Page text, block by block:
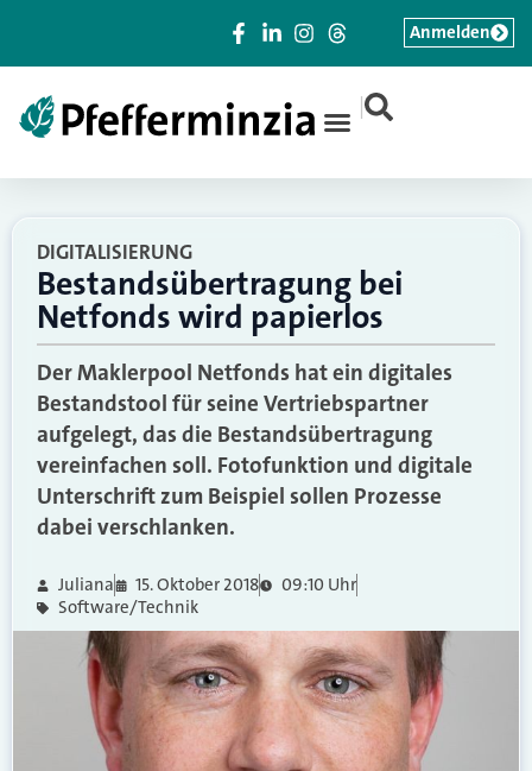
|
Anmelden
DIGITALISIERUNG
Bestandsübertragung bei
Netfonds wird papierlos
Der Maklerpool Netfonds hat ein digitales
Bestandstool für seine Vertriebspartner
aufgelegt, das die Bestandsübertragung
vereinfachen soll. Fotofunktion und digitale
Unterschrift zum Beispiel sollen Prozesse
dabei verschlanken.
Juliana 15. Oktober 2018
09:10 Uhr
Software/Technik